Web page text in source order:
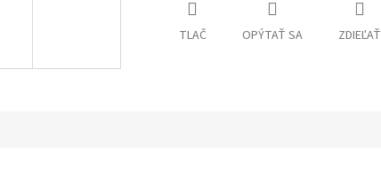
A
TLAČ OPÝTAŤ SA ZDIEĽAŤ